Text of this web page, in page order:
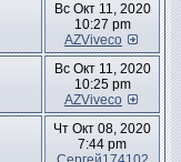
Вс Окт 11, 2020
10:27 pm
AZViveco
Вс Окт 11, 2020
10:25 pm
AZViveco
Чт Окт 08, 2020
7:44 pm